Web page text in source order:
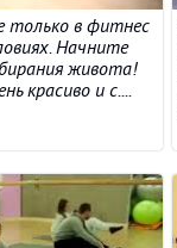
только в фитнес
Начните
живота!
красиво и с....